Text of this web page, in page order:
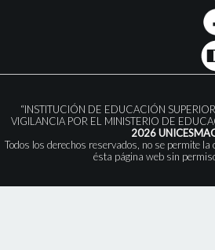
“INSTITUCIÓN DE EDUCACIÓN
VIGILANCIA POR EL MINISTERIO DE
2026
Todos los derechos reservados, no se permite la
ésta página web sin